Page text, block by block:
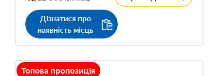
Дізнатися про
наявність місць
Топова пропозиція